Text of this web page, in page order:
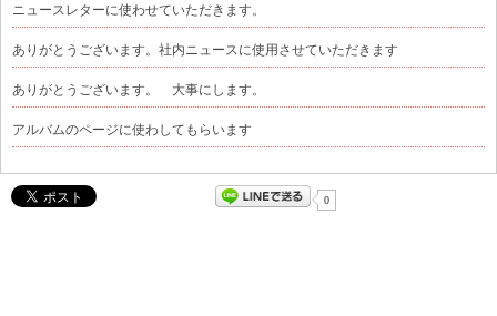
ニュースレターに使わせていただきます。
ありがとうございます。社内ニュースに使用させていただきます
ありがとうございます。 大事にします。
アルバムのページに使わしてもらいます
0